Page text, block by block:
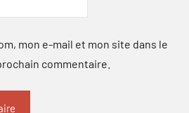
mon e-mail et mon site dans le
commentaire.